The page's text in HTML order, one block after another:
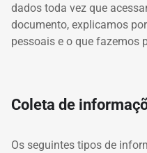
dados toda vez que
documento, explicamos
pessoais e o que fazemos
Coleta de
Os seguintes tipos de